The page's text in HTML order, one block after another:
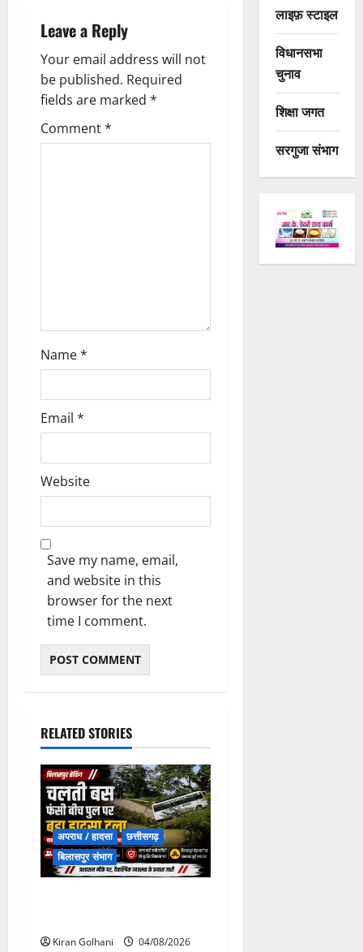
v
i
g
a
t
Leave a Reply
Your email address will not
be published. Required
fields are marked *
Comment*
Name*
Email *
Website
Save my name, email,
and website in this
browser for the next
time I comment.
RELATED STORIES
अपराध / हादसा
छत्तीसगढ़
बिलासपुर संभाग
Kiran Golhani
04/08/2026
लाइफ़ स्टाइल
विधानसभा
चुनाव
शिक्षा जगत
सरगुजा संभाग